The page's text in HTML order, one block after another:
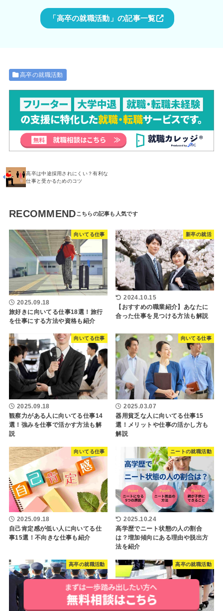
「高卒の就職活動」の記事一覧
高卒の就職活動
高卒は中途採用されにくい？有利な
仕事と受かるためのコツ
RECOMMEND
向いてる仕事
2025.09.18
旅好きに向いてる仕事18選！旅行
を仕事にする方法や資格も紹介
新卒の就活
2024.10.15
【おすすめの職業紹介】あなたに
合った仕事を見つける方法も解説
向いてる仕事
2025.09.18
観察力がある人に向いてる仕事14
選！強みを仕事で活かす方法も解
説
向いてる仕事
2025.03.07
器用貧乏な人に向いてる仕事15
選！メリットや仕事の活かし方も
解説
向いてる仕事
2025.09.18
自己肯定感が低い人に向いてる仕
事15選！不向きな仕事も紹介
ニートの就職活動
2025.10.24
高学歴でニート状態の人の割合
は？増加傾向にある理由や脱出方
法を紹介
高卒の就職活動 高卒の就職活動